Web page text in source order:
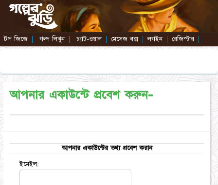
টপ জিজে | গল্প লিখুন | চ্যাট-ওয়াল | মেসেজ বক্স | লগইন | রেজিস্টার |
আপনার একাউন্টে প্রবেশ করুন-
আপনার একাউন্টের তথ্য প্রবেশ করান
ইমেইল: